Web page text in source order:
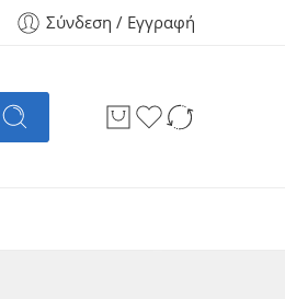
Σύνδεση / Εγγραφή